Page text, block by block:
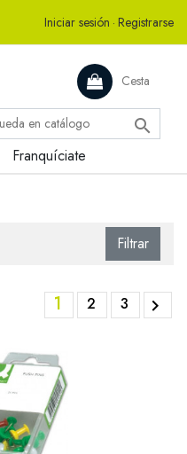
Iniciar sesión · Registrarse
Cesta

Franquíciate
Filtrar
1 2 3 